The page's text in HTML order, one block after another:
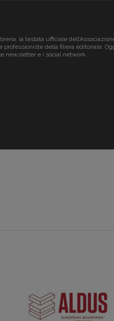
la testata ufficiale
professioniste della filiera editoriale.
newsletter e i social network.